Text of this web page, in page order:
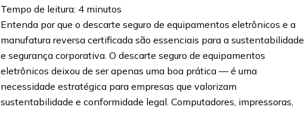
Tempo de leitura: 4 minutos
Entenda por que o descarte seguro de equipamentos eletrônicos e a
manufatura reversa certificada são essenciais para a sustentabilidade
e segurança corporativa. O descarte seguro de equipamentos
eletrônicos deixou de ser apenas uma boa prática — é uma
necessidade estratégica para empresas que valorizam
sustentabilidade e conformidade legal. Computadores, impressoras,